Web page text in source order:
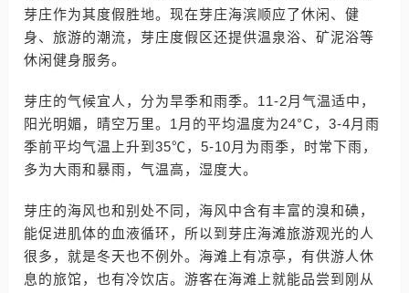
芽庄作为其度假胜地。现在芽庄海滨顺应了休闲、健
身、旅游的潮流，芽庄度假区还提供温泉浴、矿泥浴等
休闲健身服务。
芽庄的气候宜人，分为旱季和雨季。11-2月气温适中，
阳光明媚，晴空万里。1月的平均温度为24°C，3-4月雨
季前平均气温上升到35℃，5-10月为雨季，时常下雨，
多为大雨和暴雨，气温高，湿度大。
芽庄的海风也和别处不同，海风中含有丰富的溴和碘，
能促进肌体的血液循环，所以到芽庄海滩旅游观光的人
很多，就是冬天也不例外。海滩上有凉亭，有供游人休
息的旅馆，也有冷饮店。游客在海滩上就能品尝到刚从